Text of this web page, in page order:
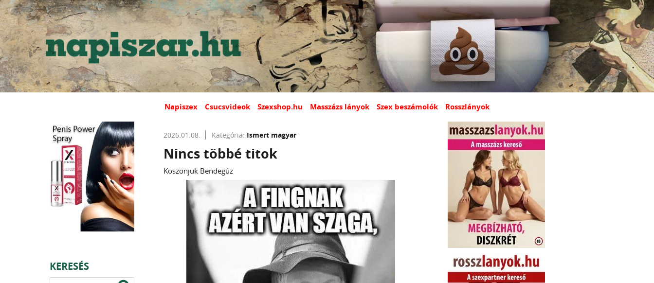
Napiszex Csucsvideok Szexshop.hu Masszázs lányok Szex beszámolók Rosszlányok
KERESÉS
2026.01.08. Kategória: Ismert magyar
Nincs többé titok
Köszönjük Bendegúz